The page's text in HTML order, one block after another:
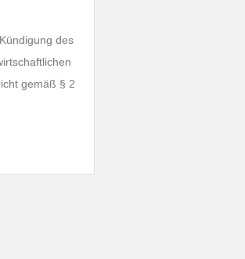
des
gemäß § 2